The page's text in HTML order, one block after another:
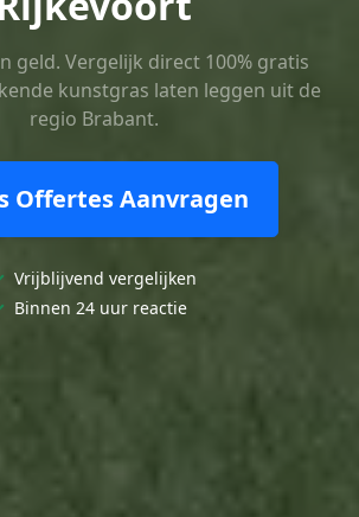
geld. Vergelijk direct 100% gratis
kunstgras laten leggen uit de
regio Brabant.
Offertes Aanvragen
Vrijblijvend vergelijken
Binnen 24 uur reactie